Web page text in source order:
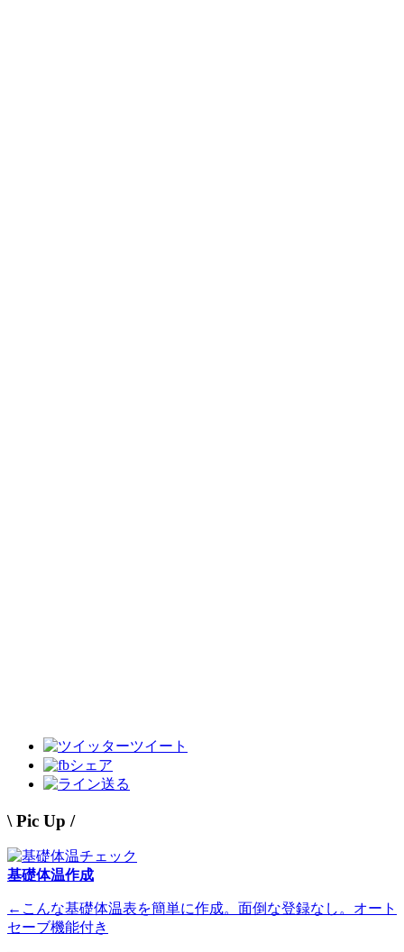
ツイート
シェア
送る
\ Pic Up /
基礎体温作成
←こんな基礎体温表を簡単に作成。面倒な登録なし。オート
セーブ機能付き